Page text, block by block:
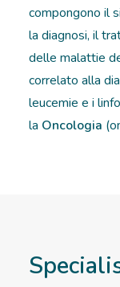
DIAGNOSI E
RICOVERI
PATOLOGIE
compongono il
la diagnosi, il
delle malattie
correlato alla
leucemie e i
la Oncologia